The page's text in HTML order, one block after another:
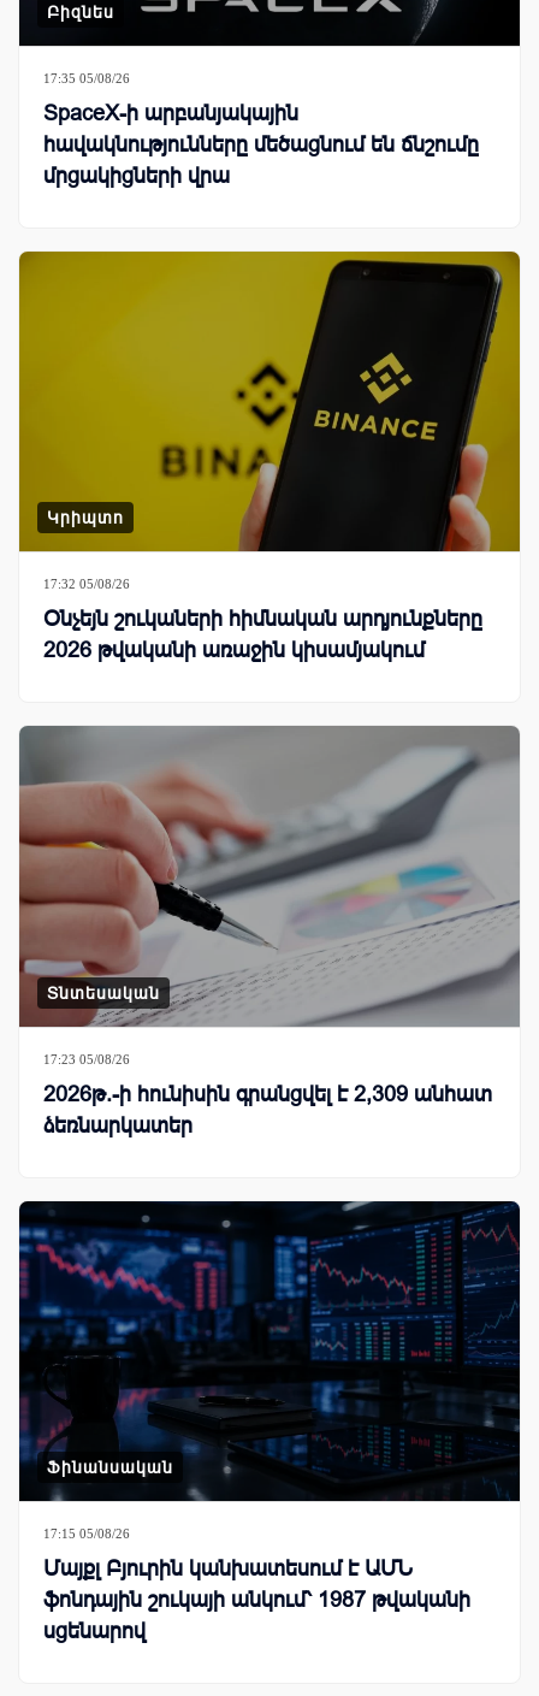
Բիզնես
17:35 05/08/26
SpaceX-ի արբանյակային
հավակնությունները մեծացնում են ճնշումը
մրցակիցների վրա
Կրիպտո
17:32 05/08/26
Օնչեյն շուկաների հիմնական արդյունքները
2026 թվականի առաջին կիսամյակում
Տնտեսական
17:23 05/08/26
2026թ.-ի հունիսին գրանցվել է 2,309 անհատ
ձեռնարկատեր
Ֆինանսական
17:15 05/08/26
Մայքլ Բյուրին կանխատեսում է ԱՄՆ
ֆոնդային շուկայի անկում՝ 1987 թվականի
սցենարով